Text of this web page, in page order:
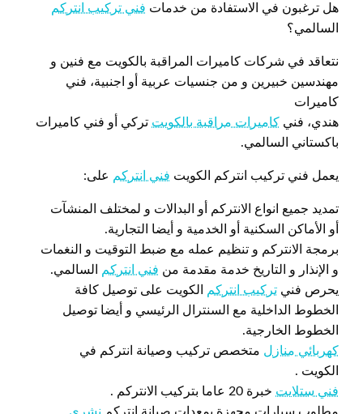
هل ترغبون في الاستفادة من خدمات فني تركيب انتركم
السالمي؟
نتعاقد في شركات كاميرات المراقبة بالكويت مع فنين و
مهندسين خبيرين و من جنسيات عربية أو اجنبية، فني
كاميرات
هندي، فني كاميرات مراقبة بالكويت تركي أو فني كاميرات
باكستاني السالمي.
يعمل فني تركيب انتركم الكويت فني انتركم على:
تمديد جميع انواع الانتركم أو البدالات و لمختلف المنشآت
أو الأماكن السكنية أو الخدمية و أيضا التجارية.
برمجة الانتركم و تنظيم عمله مع ضبط التوقيت و النغمات
و الإنذار و التاريخ خدمة مقدمة من فني انتركم
السالمي.
يحرص فني تركيب انتركم
الكويت على توصيل كافة
الخطوط الداخلية مع السنترال الرئيسي و أيضا توصيل
الخطوط الخارجية.
كهربائي منازل متخصص تركيب وصيانة انتركم في
الكويت .
فني ستلايت خبرة 20 عاما بتركيب الانتركم .
مطلوب سيارات مجهزة بمعدات صيانة انتركم نشري